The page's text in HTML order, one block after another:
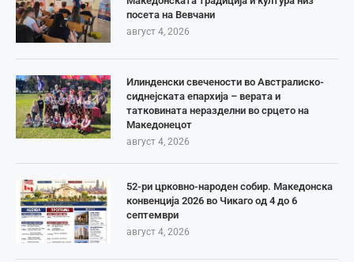
посета на Вевчани
август 4, 2026
Илинденски свечености во Австралиско-
сиднејската епархија – верата и
татковината неразделни во срцето на
Македонецот
август 4, 2026
52-ри црковно-народен собир. Македонска
конвенција 2026 во Чикаго од 4 до 6
септември
август 4, 2026